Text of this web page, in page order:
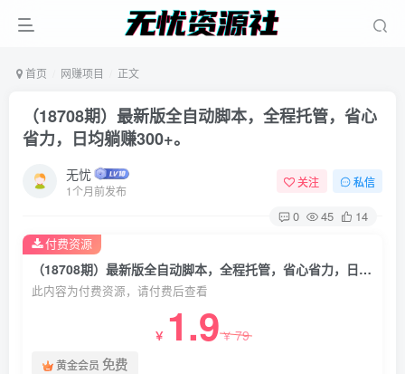
首页 网赚项目 正文
（18708期）最新版全自动脚本，全程托管，省心
省力，日均躺赚300+。
无忧
1个月前发布
关注 私信
0 45 14
（18708期）最新版全自动脚本，全程托管，省心省力，日均躺赚300+。
此内容为付费资源，请付费后查看
￥ 1.9￥79
黄金会员 免费
付费资源